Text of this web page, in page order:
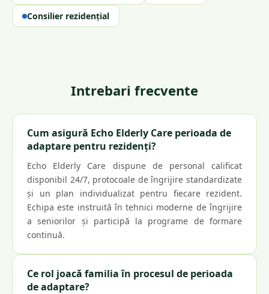
Consilier rezidențial
Intrebari frecvente
Cum asigură Echo Elderly Care perioada de
adaptare pentru rezidenți?
Echo Elderly Care dispune de personal calificat
disponibil 24/7, protocoale de îngrijire standardizate
și un plan individualizat pentru fiecare rezident.
Echipa este instruită în tehnici moderne de îngrijire
a seniorilor și participă la programe de formare
continuă.
Ce rol joacă familia în procesul de perioada
de adaptare?